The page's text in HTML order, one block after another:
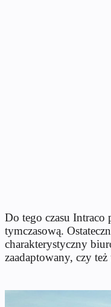
Do tego czasu Intraco
tymczasową.
charakterystyczny
zaadaptowany, czy